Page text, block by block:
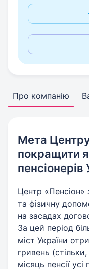
Про компанію
Мета
покращити
пенсіонерів
Центр «Пенсіон»
та фізичну
на засадах
За цей період
міст України
гривень
місяць пенсії